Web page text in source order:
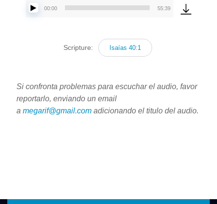
Reproductor
audio
00:00 55:39
Scripture: Isaías 40:1
Si confronta problemas para escuchar el audio, favor
reportarlo, enviando un email
a megarif@gmail.com adicionando el titulo del audio.